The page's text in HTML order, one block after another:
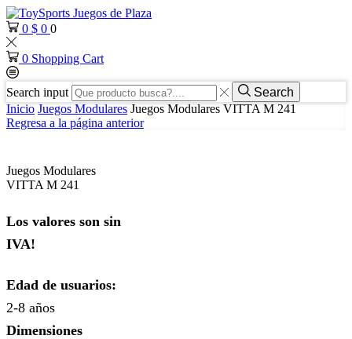
0 $ 0 0
0 Shopping Cart
Search input
Search
Inicio Juegos Modulares Juegos Modulares VITTA M 241
Regresa a la página anterior
Juegos Modulares
VITTA M 241
Los valores son sin
IVA!
Edad de usuarios:
2-8 años
Dimensiones